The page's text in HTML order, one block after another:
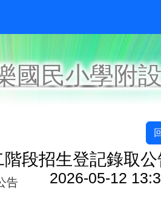
國民小學附
段招生登記錄取公
2026-05-12
告